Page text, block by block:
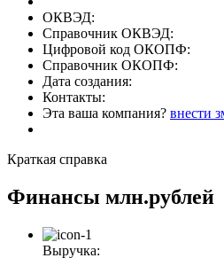
ОКВЭД:
Справочник ОКВЭД:
Цифровой код ОКОПФ:
Справочник ОКОПФ:
Дата создания:
Контакты:
Эта ваша компания? внести
Краткая справка
Финансы млн.рублей
Выручка: